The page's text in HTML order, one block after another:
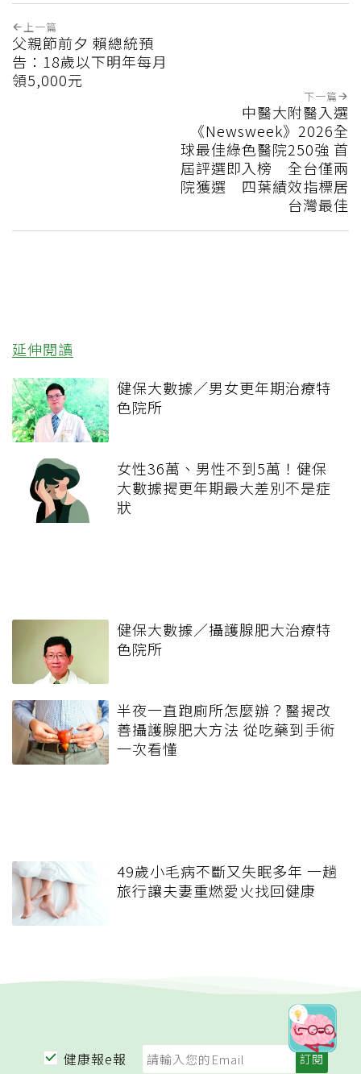
上一篇
父親節前夕 賴總統預
告：18歲以下明年每月
領5,000元
下一篇
中醫大附醫入選
《Newsweek》2026全
球最佳綠色醫院250強 首
屆評選即入榜 全台僅兩
院獲選 四葉績效指標居
台灣最佳
延伸閱讀
健保大數據／男女更年期治療特
色院所
女性36萬、男性不到5萬！健保
大數據揭更年期最大差別不是症
狀
健保大數據／攝護腺肥大治療特
色院所
半夜一直跑廁所怎麼辦？醫揭改
善攝護腺肥大方法 從吃藥到手術
一次看懂
49歲小毛病不斷又失眠多年 一趟
旅行讓夫妻重燃愛火找回健康
健康報e報